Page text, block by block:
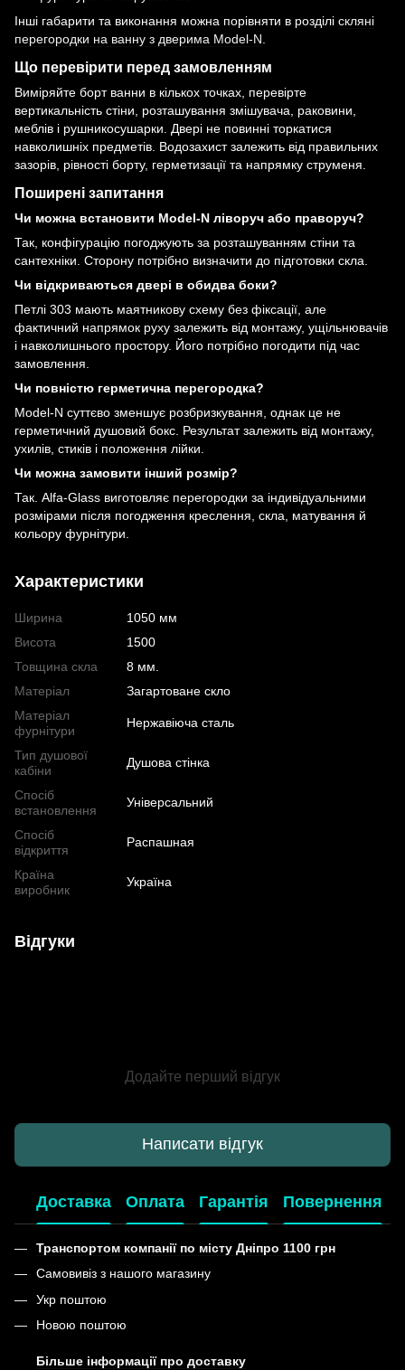
Інші габарити та виконання можна порівняти в розділі скляні
перегородки на ванну з дверима Model-N.
Що перевірити перед замовленням
Виміряйте борт ванни в кількох точках, перевірте
вертикальність стіни, розташування змішувача, раковини,
меблів і рушникосушарки. Двері не повинні торкатися
навколишніх предметів. Водозахист залежить від правильних
зазорів, рівності борту, герметизації та напрямку струменя.
Поширені запитання
Чи можна встановити Model-N ліворуч або праворуч?
Так, конфігурацію погоджують за розташуванням стіни та
сантехніки. Сторону потрібно визначити до підготовки скла.
Чи відкриваються двері в обидва боки?
Петлі 303 мають маятникову схему без фіксації, але
фактичний напрямок руху залежить від монтажу, ущільнювачів
і навколишнього простору. Його потрібно погодити під час
замовлення.
Чи повністю герметична перегородка?
Model-N суттєво зменшує розбризкування, однак це не
герметичний душовий бокс. Результат залежить від монтажу,
ухилів, стиків і положення лійки.
Чи можна замовити інший розмір?
Так. Alfa-Glass виготовляє перегородки за індивідуальними
розмірами після погодження креслення, скла, матування й
кольору фурнітури.
Характеристики
Ширина
1050 мм
Висота
1500
Товщина скла
8 мм.
Матеріал
Загартоване скло
Матеріал
фурнітури
Нержавіюча сталь
Тип душової
кабіни
Душова стінка
Спосіб
встановлення
Універсальний
Спосіб
відкриття
Распашная
Країна
виробник
Україна
Відгуки
Додайте перший відгук
Написати відгук
Доставка Оплата Гарантія Повернення
Транспортом компанії по місту Дніпро 1100 грн
Самовивіз з нашого магазину
Укр поштою
Новою поштою
Більше інформації про доставку